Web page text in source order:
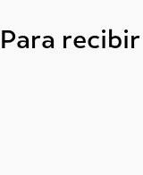
Para